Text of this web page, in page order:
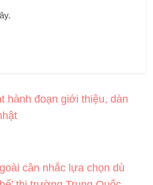
hành đoạn giới thiệu, dàn
cân nhắc lựa chọn dù